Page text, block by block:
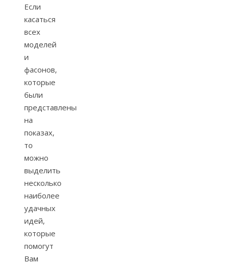
Если
касаться
всех
моделей
и
фасонов,
которые
были
представлены
на
показах,
то
можно
выделить
несколько
наиболее
удачных
идей,
которые
помогут
Вам